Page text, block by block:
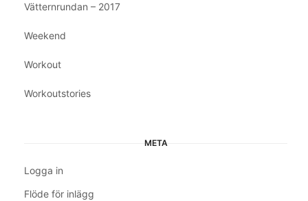
Vätternrundan – 2017
Weekend
Workout
Workoutstories
META
Logga in
Flöde för inlägg